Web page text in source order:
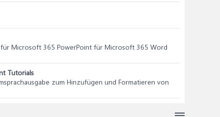
Microsoft 365 PowerPoint für Microsoft 365 Word
Tutorials
zum Hinzufügen und Formatieren von